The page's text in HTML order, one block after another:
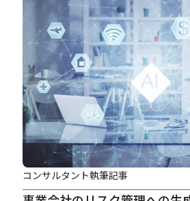
コンサルタント執筆記事